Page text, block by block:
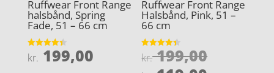
Ruffwear Front Range
halsbånd, Spring
Fade, 51 – 66 cm
Vurderet
4.4
kr. 199,00
Ruffwear Front Range
Halsbånd, Pink, 51 –
66 cm
Vurderet
4.4
kr.199,00Den